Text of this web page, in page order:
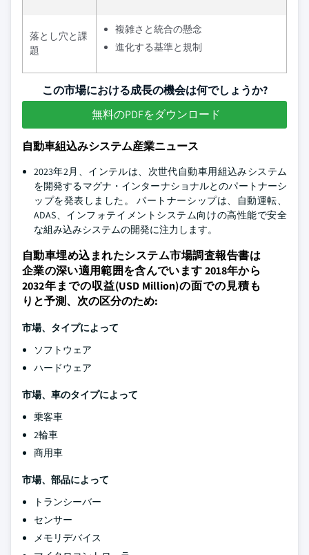
落とし穴と課
題
複雑さと統合の懸念
進化する基準と規制
この市場における成長の機会は何でしょうか?
無料のPDFをダウンロード
自動車組込みシステム産業ニュース
2023年2月、インテルは、次世代自動車用組込みシステム
を開発するマグナ・インターナショナルとのパートナーシ
ップを発表しました。 パートナーシップは、自動運転、
ADAS、インフォテイメントシステム向けの高性能で安全
な組み込みシステムの開発に注力します。
自動車埋め込まれたシステム市場調査報告書は
企業の深い適用範囲を含んでいます 2018年から
2032年までの収益(USD Million)の面での見積も
りと予測、次の区分のため:
市場、タイプによって
ソフトウェア
ハードウェア
市場、車のタイプによって
乗客車
2輪車
商用車
市場、部品によって
トランシーバー
センサー
メモリデバイス